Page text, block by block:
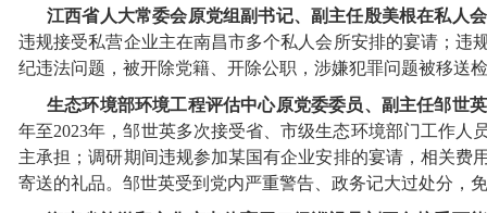
江西省人大常委会原党组副书记、副主任殷美根在私人
违规接受私营企业主在南昌市多个私人会所安排的宴请；
纪违法问题，被开除党籍、开除公职，涉嫌犯罪问题被移送
生态环境部环境工程评估中心原党委委员、副主任邹世
年至2023年，邹世英多次接受省、市级生态环境部门工作
主承担；调研期间违规参加某国有企业安排的宴请，相关
寄送的礼品。邹世英受到党内严重警告、政务记大过处分，